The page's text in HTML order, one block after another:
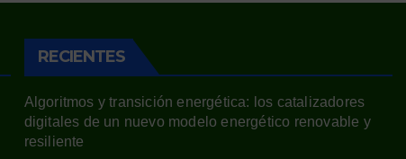
controlaban
RECIENTES
Algoritmos y transición energética: los catalizadores
digitales de un nuevo modelo energético renovable y
resiliente